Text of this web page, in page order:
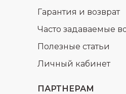
ПАРТНЕРАМ
Часто задаваемые
Гарантия и возврат
Полезные статьи
Личный кабинет